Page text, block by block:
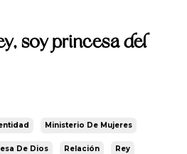
soy princesa del
Ministerio De Mujeres
De Dios Relación Rey